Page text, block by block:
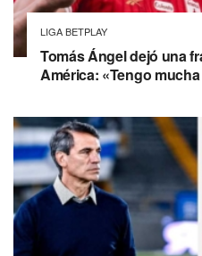
LIGA BETPLAY
Tomás Ángel dejó una
América: «Tengo